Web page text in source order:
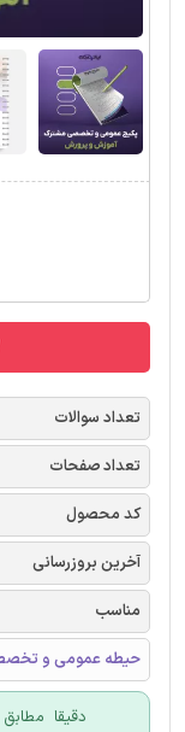
تعداد سوالات
تعداد صفحات
کد محصول
آخرین بروزرسانی
مناسب
حیطه عمومی و
دقیقا